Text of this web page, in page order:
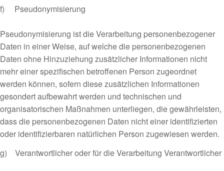
f) Pseudonymisierung
Pseudonymisierung ist die Verarbeitung personenbezogener
Daten in einer Weise, auf welche die personenbezogenen
Daten ohne Hinzuziehung zusätzlicher Informationen nicht
mehr einer spezifischen betroffenen Person zugeordnet
werden können, sofern diese zusätzlichen Informationen
gesondert aufbewahrt werden und technischen und
organisatorischen Maßnahmen unterliegen, die gewährleisten,
dass die personenbezogenen Daten nicht einer identifizierten
oder identifizierbaren natürlichen Person zugewiesen werden.
g) Verantwortlicher oder für die Verarbeitung Verantwortlicher